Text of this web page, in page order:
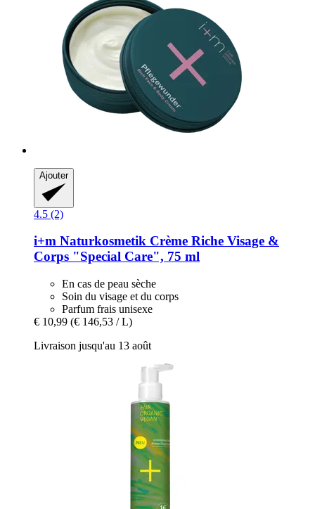
Ajouter
4.5 (2)
i+m Naturkosmetik Crème Riche Visage &
Corps "Special Care", 75 ml
En cas de peau sèche
Soin du visage et du corps
Parfum frais unisexe
€ 10,99 (€ 146,53 / L)
Livraison jusqu'au 13 août